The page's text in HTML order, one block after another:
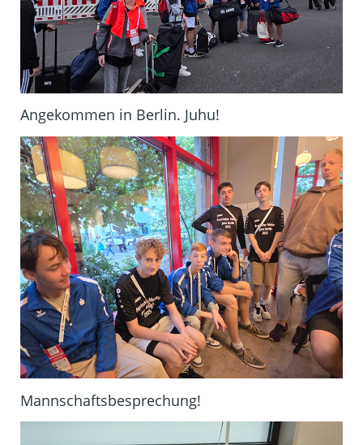
Angekommen in Berlin. Juhu!
Mannschaftsbesprechung!